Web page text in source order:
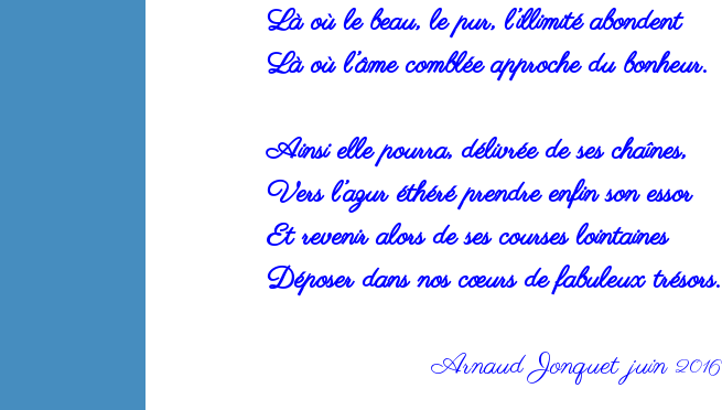
Là où le beau, le pur, l’illimité abondent
Là où l’âme comblée approche du bonheur.
Ainsi elle pourra, délivrée de ses chaînes,
Vers l’azur éthéré prendre enfin son essor
Et revenir alors de ses courses lointaines
Déposer dans nos cœurs de fabuleux trésors.
Arnaud Jonquet juin2016